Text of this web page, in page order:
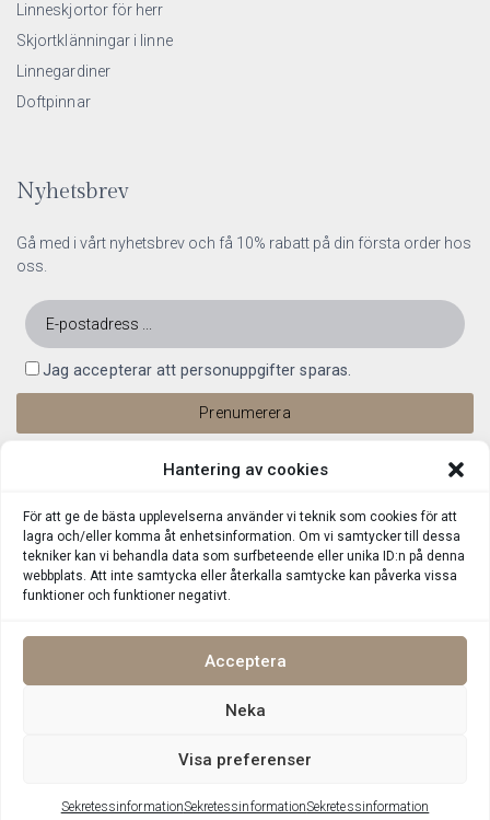
Hantering av cookies
För att ge de bästa upplevelserna använder vi teknik som cookies för att
lagra och/eller komma åt enhetsinformation. Om vi samtycker till dessa
tekniker kan vi behandla data som surfbeteende eller unika ID:n på denna
webbplats. Att inte samtycka eller återkalla samtycke kan påverka vissa
funktioner och funktioner negativt.
Acceptera
Neka
Visa preferenser
SekretessinformationSekretessinformationSekretessinformation
Linneskjortor för herr
Skjortklänningar i linne
Linnegardiner
Doftpinnar
Nyhetsbrev
Gå med i vårt nyhetsbrev och få 10% rabatt på din första order hos
oss.
Jag accepterar att personuppgifter sparas.
Integritetspolicy
Upphovsrätt 2026 Lin Living Alla rättigheter reserverade